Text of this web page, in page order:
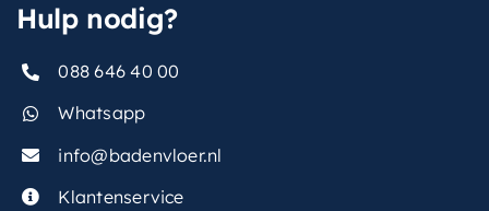
Hulp nodig?
088 646 40 00
Whatsapp
info@badenvloer.nl
Klantenservice